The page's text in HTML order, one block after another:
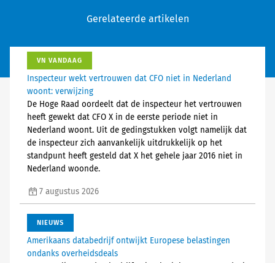
Gerelateerde artikelen
VN VANDAAG
Inspecteur wekt vertrouwen dat CFO niet in Nederland
woont: verwijzing
De Hoge Raad oordeelt dat de inspecteur het vertrouwen
heeft gewekt dat CFO X in de eerste periode niet in
Nederland woont. Uit de gedingstukken volgt namelijk dat
de inspecteur zich aanvankelijk uitdrukkelijk op het
standpunt heeft gesteld dat X het gehele jaar 2016 niet in
Nederland woonde.
7 augustus 2026
NIEUWS
Amerikaans databedrijf ontwijkt Europese belastingen
ondanks overheidsdeals